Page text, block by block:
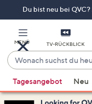
Du bist neu bei
MENÜ TV-RÜCKBLICK
Wonach
suchst
du
heute?
Vorschläge
verfügbar
Tagesangebot Neu